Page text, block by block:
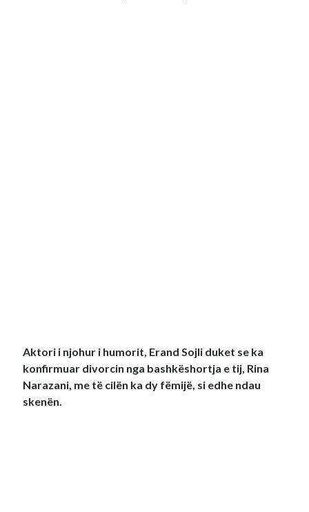
Aktori i njohur i humorit, Erand Sojli duket se ka
konfirmuar divorcin nga bashkëshortja e tij, Rina
Narazani, me të cilën ka dy fëmijë, si edhe ndau
skenën.